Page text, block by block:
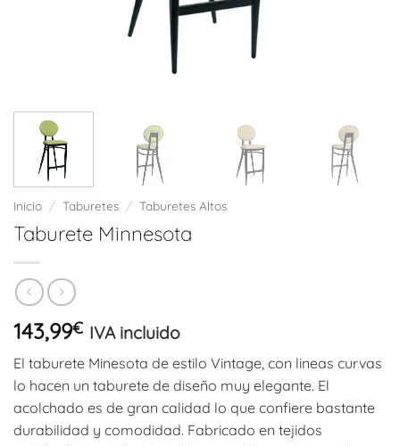
Inicio / Taburetes / Taburetes Altos
Taburete Minnesota
143,99€ IVA incluido
El taburete Minesota de estilo Vintage, con lineas curvas
lo hacen un taburete de diseño muy elegante. El
acolchado es de gran calidad lo que confiere bastante
durabilidad y comodidad. Fabricado en tejidos